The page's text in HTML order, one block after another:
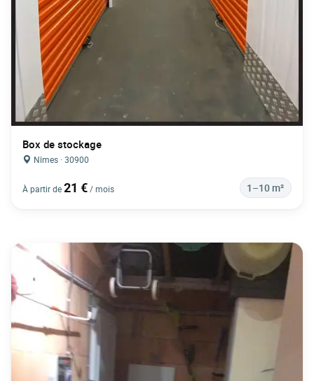
Box de stockage
Nîmes · 30900
À partir de21 €/ mois 1–10 m²